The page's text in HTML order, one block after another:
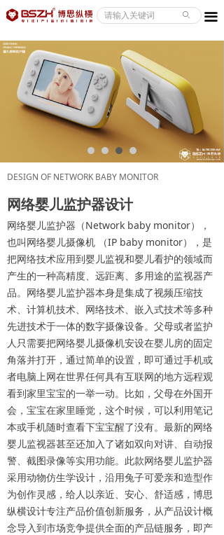
끀
ABOUT/关于
CASE/案例
SERVICE/服务
NEWS/资讯
ꄙ
网络婴儿监护器设计
网络婴儿监护器（Network baby monitor），
也叫网络婴儿摄像机 （IP baby monitor），是
把网络技术应用到婴儿监视和婴儿看护的领域而
产生的一种高精度、远距离、多用途的监视器产
品。网络婴儿监护器本身是集成了视频压缩技
术、计算机技术、网络技术、嵌入式技术等多种
先进技术于一体的数字摄像设备。父母或者监护
人只需要把网络婴儿摄像机安设在婴儿房的固定
角落并打开，通过简单的设置，即可通过手机或
者电脑上网在世界任何具有互联网的地方远程观
看到家里宝宝的一举一动。比如，父母在外国开
会，宝宝在家里睡觉，这个时候，可以利用笔记
本或手机随时查看下宝宝醒了没有。最新的网络
婴儿监视器甚至还加入了诸如双向对讲、自动报
警、截图录像等实用功能。此款网络婴儿监护器
采用动物仿生学设计，沿用兔子可爱亲和造型作
为创作灵感，给人以亲近、安心、舒适感，博思
纵横设计专注产品价值创新服务，从产品设计概
念导入到市场竞争提供全面的产品链服务，即产
DESIGN OF NETWORK BABY MONITOR